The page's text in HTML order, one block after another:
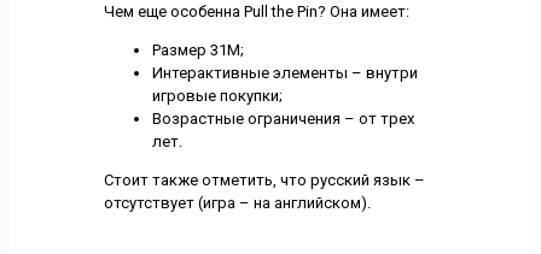
Чем еще особенна Pull the Pin? Она имеет:
Размер 31M;
Интерактивные элементы – внутри
игровые покупки;
Возрастные ограничения – от трех
лет.
Стоит также отметить, что русский язык –
отсутствует (игра – на английском).